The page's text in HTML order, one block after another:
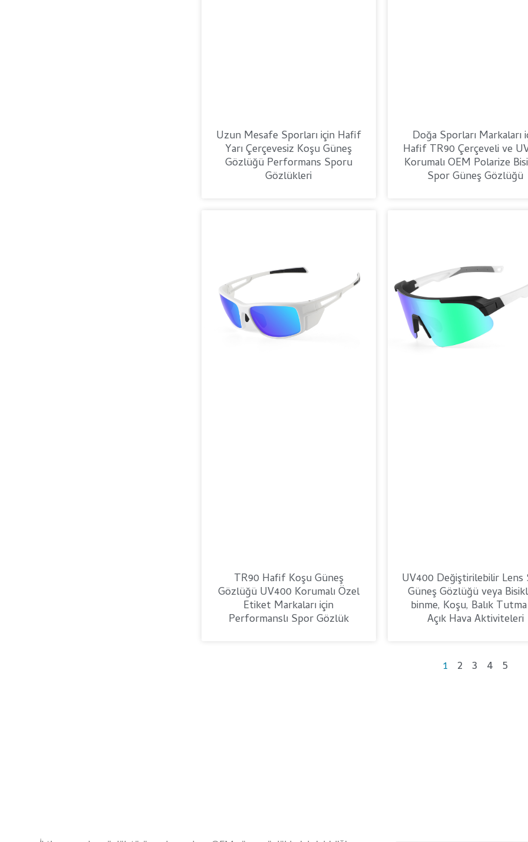
Uzun Mesafe Sporları için Hafif
Yarı Çerçevesiz Koşu Güneş
Gözlüğü Performans Sporu
Gözlükleri
Doğa Sporları Markaları
Hafif TR90 Çerçeveli ve
Korumalı OEM Polarize
Spor Güneş Gözlüğü
TR90 Hafif Koşu Güneş
Gözlüğü UV400 Korumalı Özel
Etiket Markaları için
Performanslı Spor Gözlük
UV400 Değiştirilebilir Lens
Güneş Gözlüğü veya
binme, Koşu, Balık
Açık Hava Aktiviteleri
1 2 3 4 5